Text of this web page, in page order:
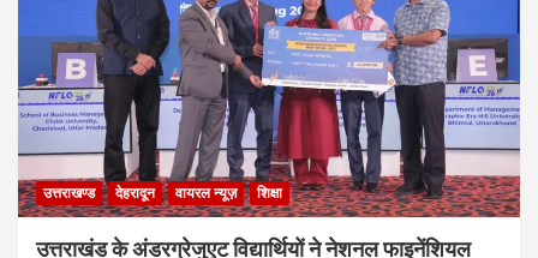
उत्तराखण्ड देहरादून वायरल न्यूज़ शिक्षा
उत्तराखंड के अंडरग्रेजुएट विद्यार्थियों ने नेशनल फाइनेंशियल